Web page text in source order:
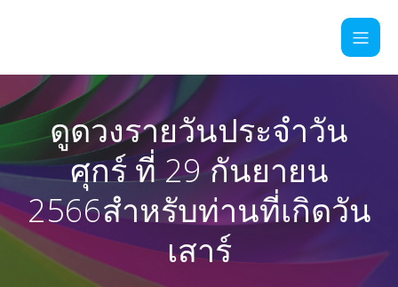
ดูดวงรายวันประจำวัน
ศุกร์ ที่ 29 กันยายน
2566สำหรับท่านที่เกิดวัน
เสาร์